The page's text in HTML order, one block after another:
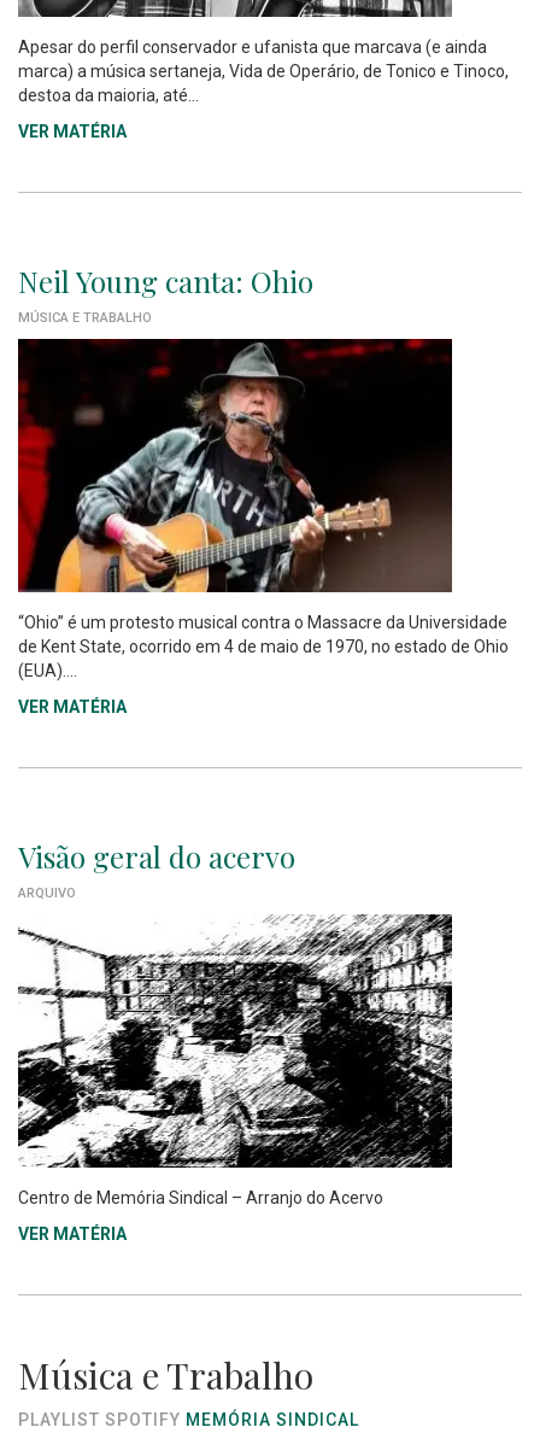
Apesar do perfil conservador e ufanista que marcava (e ainda
marca) a música sertaneja, Vida de Operário, de Tonico e Tinoco,
destoa da maioria, até...
VER MATÉRIA
Neil Young canta: Ohio
MÚSICA E TRABALHO
“Ohio” é um protesto musical contra o Massacre da Universidade
de Kent State, ocorrido em 4 de maio de 1970, no estado de Ohio
(EUA)....
VER MATÉRIA
Visão geral do acervo
ARQUIVO
Centro de Memória Sindical – Arranjo do Acervo
VER MATÉRIA
Música e Trabalho
PLAYLIST SPOTIFY MEMÓRIA SINDICAL